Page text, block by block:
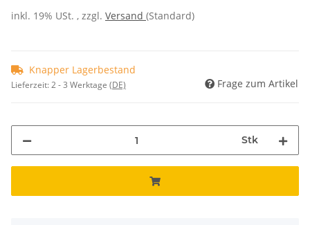
inkl. 19% USt. , zzgl. Versand (Standard)
Knapper Lagerbestand
Lieferzeit:2 - 3 Werktage (DE) Frage zum Artikel
Stk